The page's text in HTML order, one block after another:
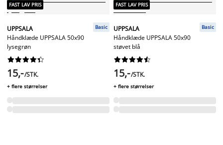
FAST LAV PRIS
UPPSALA
Håndklæde UPPSALA 50x90
lysegrøn
Basic






15,-/STK.
+ flere størrelser
FAST LAV PRIS
UPPSALA
Håndklæde UPPSALA 50x90
støvet blå
Basic






15,-/STK.
+ flere størrelser